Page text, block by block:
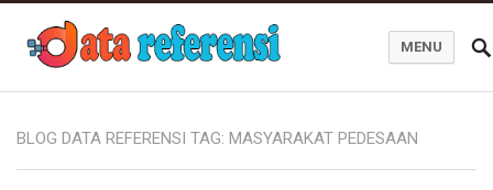
MENU
BLOG DATA REFERENSI TAG: MASYARAKAT PEDESAAN